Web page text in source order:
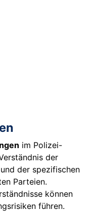
im Polizei-
der
der spezifischen
Parteien.
können
führen.